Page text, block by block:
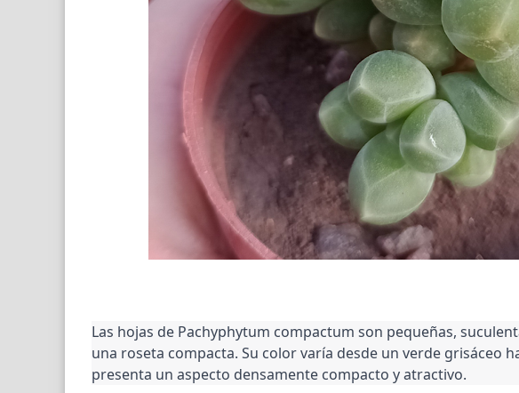
Las hojas de Pachyphytum compactum son pequeñas,
una roseta compacta. Su color varía desde un verde grisáceo
presenta un aspecto densamente compacto y atractivo.